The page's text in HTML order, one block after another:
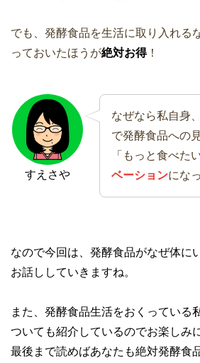
でも、発酵食品を生活に取り入れる
っておいたほうが絶対お得！
すえさや
なぜなら私自身
で発酵食品への
「もっと食べた
ベーションにな
なので今回は、発酵食品がなぜ体に
お話ししていきますね。
また、発酵食品生活をおくっている
ついても紹介しているのでお楽しみ
最後まで読めばあなたも絶対発酵食